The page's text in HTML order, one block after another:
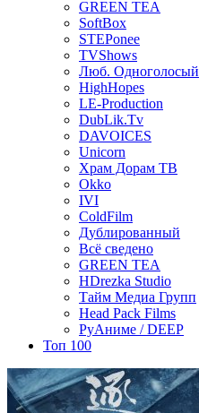
GREEN TEA
SoftBox
STEPonee
TVShows
Люб. Одноголосый
HighHopes
LE-Production
DubLik.Tv
DAVOICES
Unicorn
Храм Дорам ТВ
Okko
IVI
ColdFilm
Дублированный
Всё сведено
GREEN TEA
HDrezka Studio
Тайм Медиа Групп
Head Pack Films
РуАниме / DEEP
Топ 100